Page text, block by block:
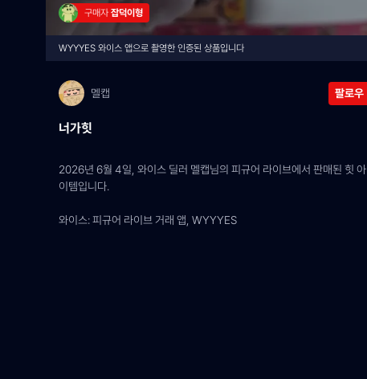
구매자 잡덕이형
WYYYES 와이스 앱으로 촬영한 인증된 상품입니다
멜캡 팔로우
너가힛
2026년 6월 4일, 와이스 딜러 멜캡님의 피규어 라이브에서 판매된 힛 아
이템입니다.
와이스: 피규어 라이브 거래 앱, WYYYES